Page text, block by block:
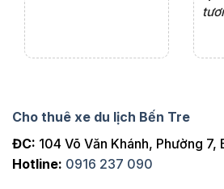
Cho thuê xe du lịch Bến Tre
ĐC: 104 Võ Văn Khánh, Phường 7,
Hotline: 0916 237 090